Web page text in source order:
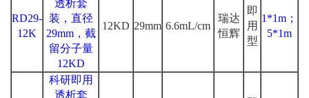
RD29-
12K
透析套
装，直径
29mm，截
留分子量
12KD
12KD 29mm 6.6mL/cm
瑞达
恒辉
即
用
型
1*1m；
5*1m
科研即用
透析套